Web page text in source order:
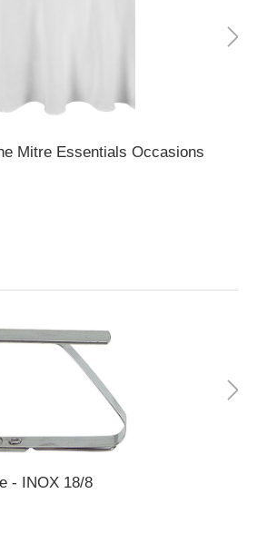
Mitre Essentials Occasions
- INOX 18/8